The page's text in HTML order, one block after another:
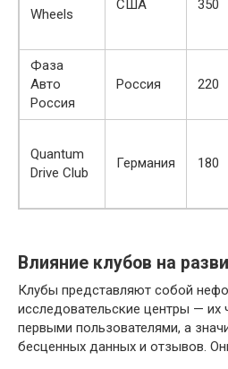
Wheels
США 350
Фаза
Авто
Россия
Россия 220
Quantum
Drive Club
Германия 180
Влияние клубов на
Клубы представляют собой
исследовательские центры — их
первыми пользователями, а
бесценных данных и отзывов.